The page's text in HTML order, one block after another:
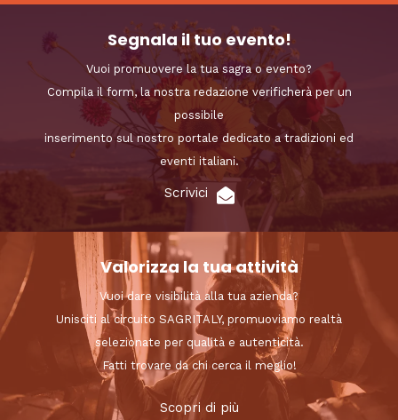
Segnala il tuo evento!
Vuoi promuovere la tua sagra o evento?
Compila il form, la nostra redazione verificherà per un
possibile
inserimento sul nostro portale dedicato a tradizioni ed
eventi italiani.
Scrivici
Valorizza la tua attività
Vuoi dare visibilità alla tua azienda?
Unisciti al circuito SAGRITALY, promuoviamo realtà
selezionate per qualità e autenticità.
Fatti trovare da chi cerca il meglio!
Scopri di più